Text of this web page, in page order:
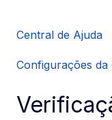
Central de Ajuda
Configurações da